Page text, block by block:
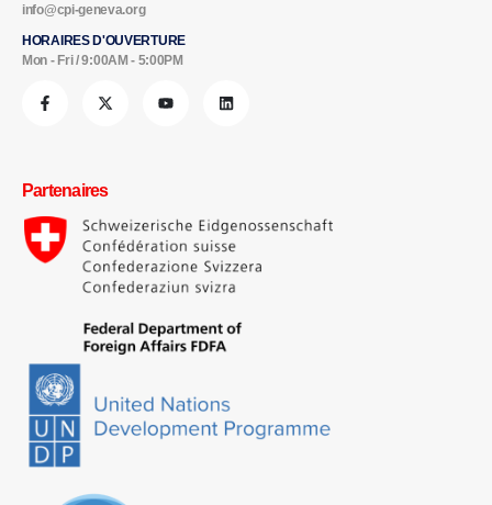
info@cpi-geneva.org
HORAIRES D'OUVERTURE
Mon - Fri / 9:00AM - 5:00PM
Partenaires